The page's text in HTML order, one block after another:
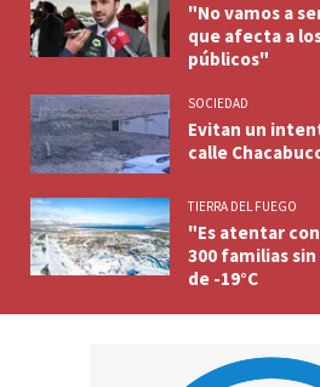
"No vamos a
que afecta a
públicos"
SOCIEDAD
Evitan un
calle
TIERRA DEL FUEGO
"Es atentar
300 familias
de -19°C